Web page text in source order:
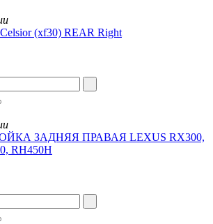
(xf30) REAR Right
ЗАДНЯЯ ПРАВАЯ LEXUS RX300,
RH450H